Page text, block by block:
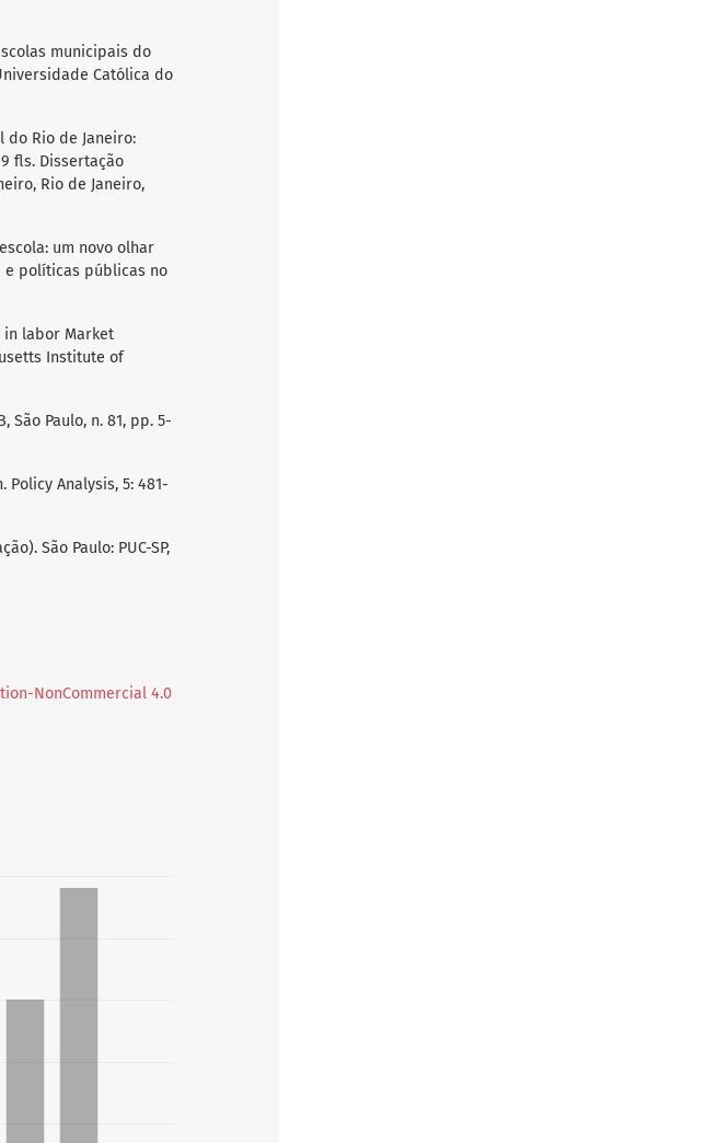
municipais do
Católica do
do Rio de Janeiro:
fls. Dissertação
Rio de Janeiro,
um novo olhar
e políticas públicas no
in labor Market
Institute of
São Paulo, n. 81, pp. 5-
Policy Analysis, 5: 481-
São Paulo: PUC-SP,
NonCommercial 4.0